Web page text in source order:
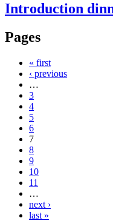
Introduction
Pages
« first
‹ previous
…
3
4
5
6
7
8
9
10
11
…
next ›
last »